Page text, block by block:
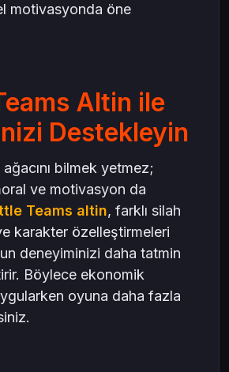
motivasyonda öne
Altin ile
Destekleyin
bilmek yetmez;
ve motivasyon da
Teams altin, farklı silah
karakter özelleştirmeleri
deneyiminizi daha tatmin
Böylece ekonomik
oyuna daha fazla